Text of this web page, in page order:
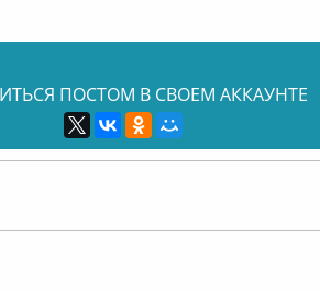
ПОСТОМ В СВОЕМ АККАУНТЕ